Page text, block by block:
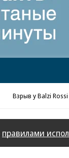
Взрыв у Balzi Rossi
правилами